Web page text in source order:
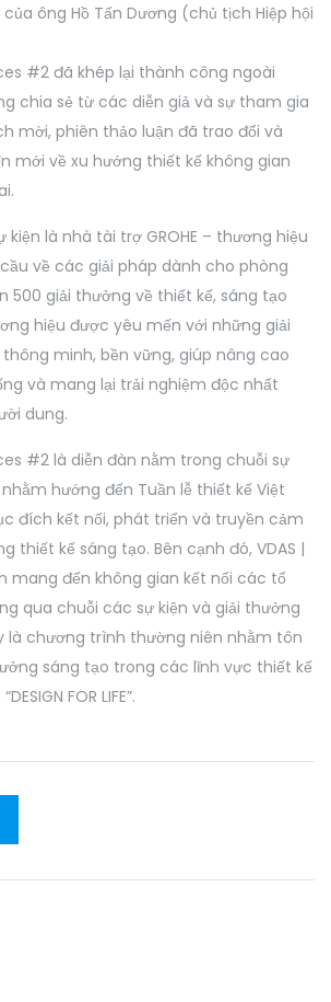
ông Hồ Tấn Dương (chủ tịch Hiệp hội
#2 đã khép lại thành công ngoài
chia sẻ từ các diễn giả và sự tham gia
mời, phiên thảo luận đã trao đổi và
mới về xu hướng thiết kế không gian
là nhà tài trợ GROHE – thương hiệu
về các giải pháp dành cho phòng
500 giải thưởng về thiết kế, sáng tạo
hiệu được yêu mến với những giải
minh, bền vững, giúp nâng cao
và mang lại trải nghiệm độc nhất
dung.
#2 là diễn đàn nằm trong chuỗi sự
hướng đến Tuần lễ thiết kế Việt
đích kết nối, phát triển và truyền cảm
thiết kế sáng tạo. Bên cạnh đó, VDAS |
mang đến không gian kết nối các tổ
qua chuỗi các sự kiện và giải thưởng
là chương trình thường niên nhằm tôn
sáng tạo trong các lĩnh vực thiết kế
FOR LIFE”.